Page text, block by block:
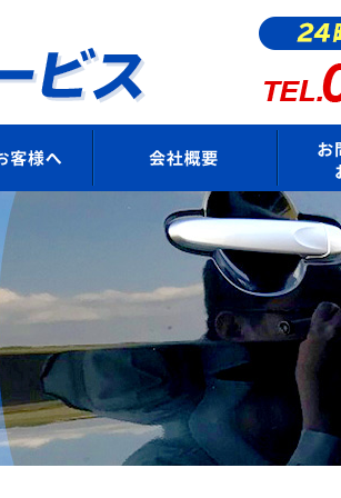
法人のお客様へ 会社概